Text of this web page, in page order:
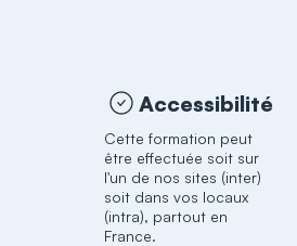
Accessibilité
Cette formation peut
être effectuée soit sur
l'un de nos sites (inter)
soit dans vos locaux
(intra), partout en
France.